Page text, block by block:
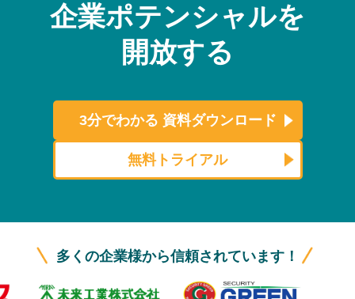
セキュリティ
よくある質問
資料ダウンロード
ログイン
企業ポテンシャルを
開放する
3分でわかる 資料ダウンロード
無料トライアル
多くの企業様から信頼されています！